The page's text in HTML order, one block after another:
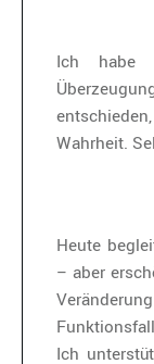
Ich habe
Wahrheit.
Heute
– aber
Ich